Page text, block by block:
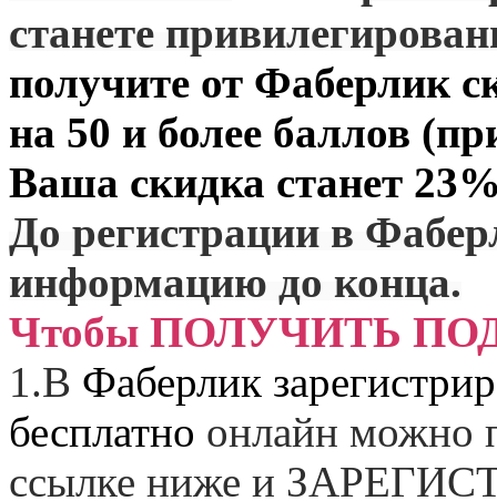
станете
получите от Фаберлик
на 50 и более баллов
Ваша скидка станет
До регистрации в
информацию до конца.
Чтобы ПОЛУЧИТЬ
1.В Фаберлик
бесплатно онлайн можно
ссылке ниже и